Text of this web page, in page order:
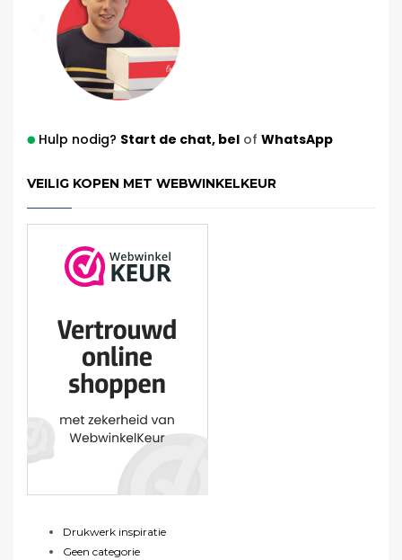
Hulp nodig? Start de chat,belof WhatsApp
VEILIG KOPEN MET WEBWINKELKEUR
Drukwerk inspiratie
Geen categorie